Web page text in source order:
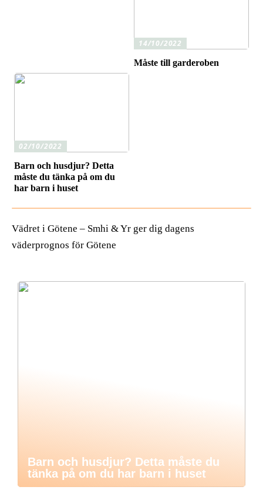
14/10/2022
Måste till garderoben
02/10/2022
Barn och husdjur? Detta
måste du tänka på om du
har barn i huset
Vädret i Götene – Smhi & Yr ger dig dagens
väderprognos för Götene
Barn och husdjur? Detta måste du
tänka på om du har barn i huset